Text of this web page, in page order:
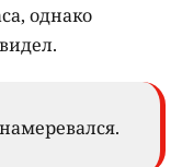
однако